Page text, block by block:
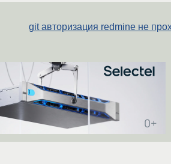
git авторизация redmine не